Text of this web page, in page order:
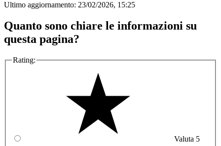
Ultimo aggiornamento: 23/02/2026, 15:25
Quanto sono chiare le informazioni su
questa pagina?
Rating:
Valuta 5